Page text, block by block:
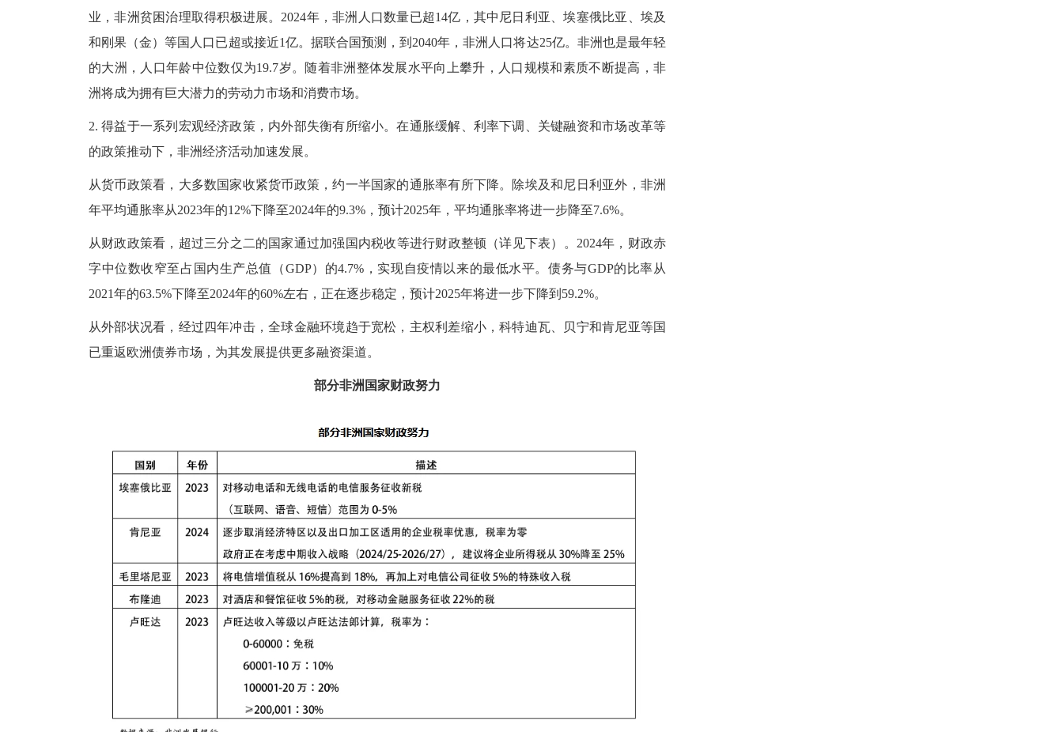
业，非洲贫困治理取得积极进展。2024年，非洲人口数量已超14亿，其中尼日利亚、埃塞俄比亚、埃及
和刚果（金）等国人口已超或接近1亿。据联合国预测，到2040年，非洲人口将达25亿。非洲也是最年轻
的大洲，人口年龄中位数仅为19.7岁。随着非洲整体发展水平向上攀升，人口规模和素质不断提高，非
洲将成为拥有巨大潜力的劳动力市场和消费市场。
2. 得益于一系列宏观经济政策，内外部失衡有所缩小。在通胀缓解、利率下调、关键融资和市场改革等
的政策推动下，非洲经济活动加速发展。
从货币政策看，大多数国家收紧货币政策，约一半国家的通胀率有所下降。除埃及和尼日利亚外，非洲
年平均通胀率从2023年的12%下降至2024年的9.3%，预计2025年，平均通胀率将进一步降至7.6%。
从财政政策看，超过三分之二的国家通过加强国内税收等进行财政整顿（详见下表）。 2024年，财政赤
字中位数收窄至占国内生产总值（GDP）的4.7%，实现自疫情以来的最低水平。债务与GDP的比率从
2021年的63.5%下降至2024年的60%左右，正在逐步稳定，预计2025年将进一步下降到59.2%。
从外部状况看，经过四年冲击，全球金融环境趋于宽松，主权利差缩小，科特迪瓦、贝宁和肯尼亚等国
已重返欧洲债券市场，为其发展提供更多融资渠道。
部分非洲国家财政努力